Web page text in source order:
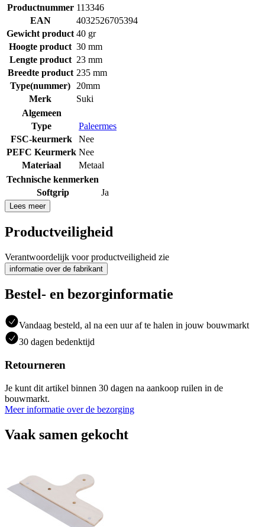
Productnummer 113346
EAN
4032526705394
Gewicht product 40 gr
Hoogte product 30 mm
Lengte product 23 mm
Breedte product 235 mm
Type(nummer)
20mm
Merk
Suki
Algemeen
Type
Paleermes
FSC-keurmerk
Nee
PEFC Keurmerk Nee
Materiaal
Metaal
Technische kenmerken
Softgrip
Ja
Lees meer
Productveiligheid
Verantwoordelijk voor productveiligheid zie
informatie over de fabrikant
Bestel- en bezorginformatie
Vandaag besteld, al na een uur af te halen in jouw bouwmarkt
30 dagen bedenktijd
Retourneren
Je kunt dit artikel binnen 30 dagen na aankoop ruilen in de
bouwmarkt.
Meer informatie over de bezorging
Vaak samen gekocht